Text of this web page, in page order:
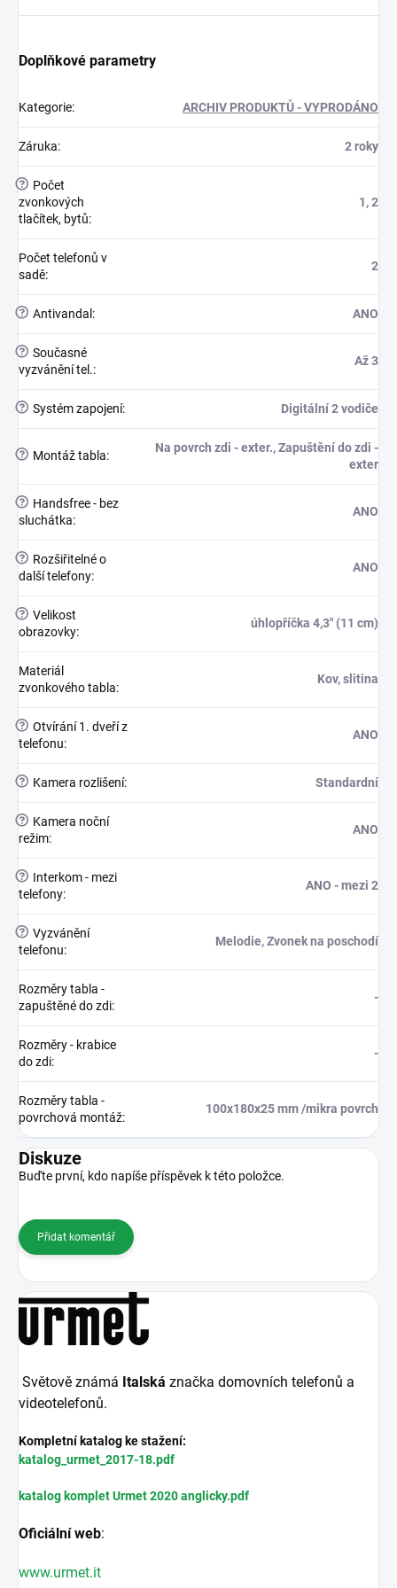
Doplňkové parametry
Kategorie: ARCHIV PRODUKTŮ - VYPRODÁNO
Záruka: 2 roky
?
Počet
zvonkových
tlačítek, bytů:
1, 2
Počet telefonů v
sadě:
2
? Antivandal : ANO
? Současné
vyzvánění tel.:
Až 3
? Systém zapojení: Digitální 2 vodiče
? Montáž tabla:
Na povrch zdi - exter., Zapuštění do zdi -
exter
?
Handsfree - bez
sluchátka:
ANO
?
Rozšiřitelné o
další telefony:
ANO
? Velikost
obrazovky:
úhlopříčka 4,3" (11 cm)
Materiál
zvonkového tabla:
Kov, slitina
? Otvírání 1. dveří z
telefonu:
ANO
? Kamera rozlišení: Standardní
?
Kamera noční
režim:
ANO
?
Interkom - mezi
telefony:
ANO - mezi 2
? Vyzvánění
telefonu:
Melodie, Zvonek na poschodí
Rozměry tabla -
zapuštěné do zdi:
-
Rozměry - krabice
do zdi:
-
Rozměry tabla -
povrchová montáž:
100x180x25 mm /mikra povrch
Diskuze
Buďte první, kdo napíše příspěvek k této položce.
Přidat komentář
Světově známá Italská značka domovních telefonů a
videotelefonů.
Kompletní katalog ke stažení:
katalog_urmet_2017-18.pdf
katalog komplet Urmet 2020 anglicky.pdf
Oficiální web:
www.urmet.it